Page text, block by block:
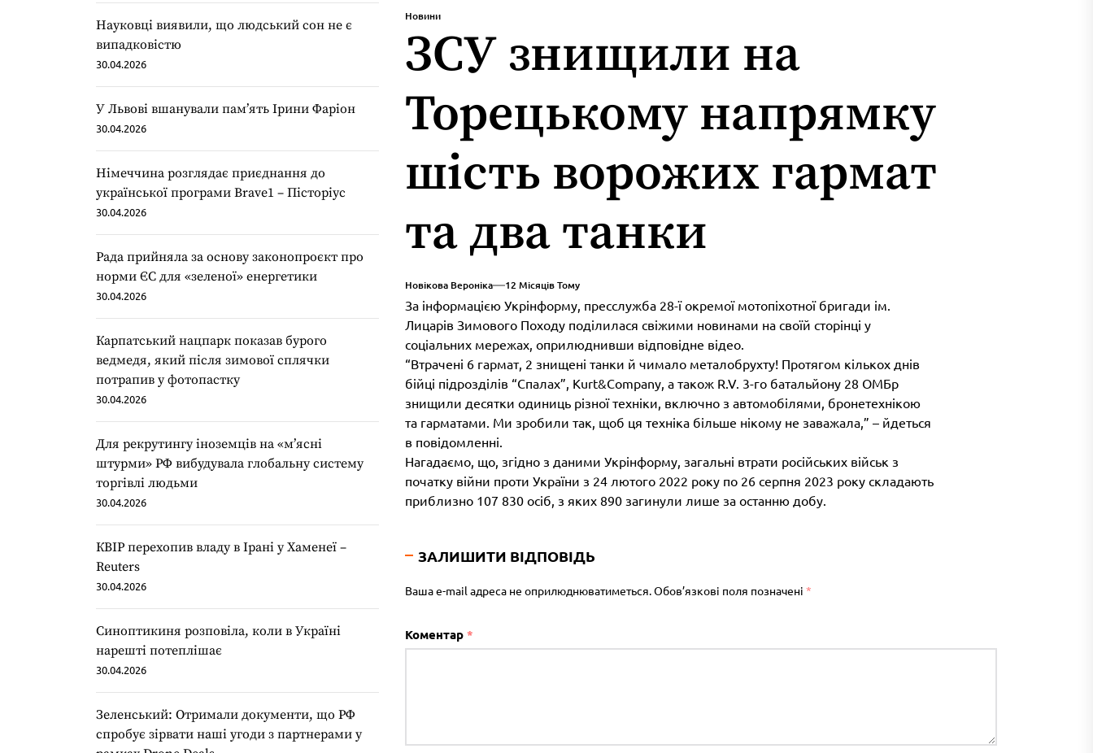
Новини
ЗСУ знищили на
Торецькому напрямку
шість ворожих гармат
та два танки
Новікова Вероніка 12 Місяців Тому
За інформацією Укрінформу, пресслужба 28-ї окремої мотопіхотної бригади ім.
Лицарів Зимового Походу поділилася свіжими новинами на своїй сторінці у
соціальних мережах, оприлюднивши відповідне відео.
“Втрачені 6 гармат, 2 знищені танки й чимало металобрухту! Протягом кількох днів
бійці підрозділів “Спалах”, Kurt&Company, а також R.V. 3-го батальйону 28 ОМБр
знищили десятки одиниць різної техніки, включно з автомобілями, бронетехнікою
та гарматами. Ми зробили так, щоб ця техніка більше нікому не заважала,” – йдеться
в повідомленні.
Нагадаємо, що, згідно з даними Укрінформу, загальні втрати російських військ з
початку війни проти України з 24 лютого 2022 року по 26 серпня 2023 року складають
приблизно 107 830 осіб, з яких 890 загинули лише за останню добу.
ЗАЛИШИТИ ВІДПОВІДЬ
Ваша e-mail адреса не оприлюднюватиметься.Обов’язкові поля позначені *
Коментар *
Науковці виявили, що людський сон не є
випадковістю
30.04.2026
У Львові вшанували пам’ять Ірини Фаріон
30.04.2026
Німеччина розглядає приєднання до
української програми Brave1 – Пісторіус
30.04.2026
Рада прийняла за основу законопроєкт про
норми ЄС для «зеленої» енергетики
30.04.2026
Карпатський нацпарк показав бурого
ведмедя, який після зимової сплячки
потрапив у фотопастку
30.04.2026
Для рекрутингу іноземців на «мʼясні
штурми» РФ вибудувала глобальну систему
торгівлі людьми
30.04.2026
КВІР перехопив владу в Ірані у Хаменеї –
Reuters
30.04.2026
Синоптикиня розповіла, коли в Україні
нарешті потеплішає
30.04.2026
Зеленський: Отримали документи, що РФ
спробує зірвати наші угоди з партнерами у